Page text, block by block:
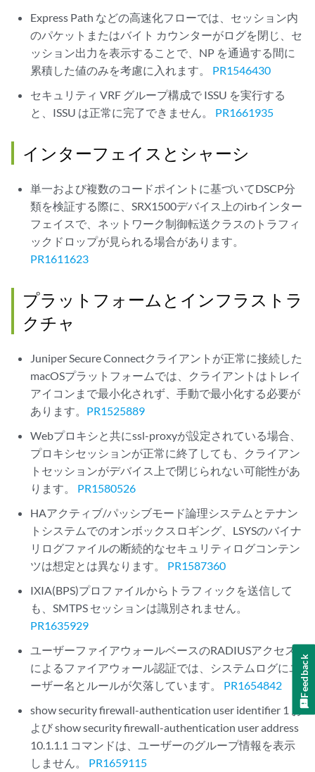
Express Path などの高速化フローでは、セッション内
のパケットまたはバイト カウンターがログを閉じ、セ
ッション出力を表示することで、NP を通過する間に
累積した値のみを考慮に入れます。 PR1546430
セキュリティ VRF グループ構成で ISSU を実行する
と、ISSU は正常に完了できません。 PR1661935
インターフェイスとシャーシ
単一および複数のコードポイントに基づいてDSCP分
類を検証する際に、SRX1500デバイス上のirbインター
フェイスで、ネットワーク制御転送クラスのトラフィ
ックドロップが見られる場合があります。
PR1611623
プラットフォームとインフラストラ
クチャ
Juniper Secure Connectクライアントが正常に接続した
macOSプラットフォームでは、クライアントはトレイ
アイコンまで最小化されず、手動で最小化する必要が
あります。 PR1525889
Webプロキシと共にssl-proxyが設定されている場合、
プロキシセッションが正常に終了しても、クライアン
トセッションがデバイス上で閉じられない可能性があ
ります。 PR1580526
HAアクティブ/パッシブモード論理システムとテナン
トシステムでのオンボックスロギング、LSYSのバイナ
リログファイルの断続的なセキュリティログコンテン
ツは想定とは異なります。 PR1587360
IXIA(BPS)プロファイルからトラフィックを送信して
も、SMTPS セッションは識別されません。
PR1635929
ユーザーファイアウォールベースのRADIUSアクセス
によるファイアウォール認証では、システムログにユ
ーザー名とルールが欠落しています。 PR1654842
show security firewall-authentication user identifier 1 お
よび show security firewall-authentication user address
10.1.1.1 コマンドは、ユーザーのグループ情報を表示
しません。 PR1659115
Feedback